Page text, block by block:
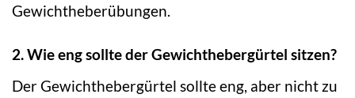
Gewichtheberübungen.
2. Wie eng sollte der Gewichthebergürtel sitzen?
Der Gewichthebergürtel sollte eng, aber nicht zu